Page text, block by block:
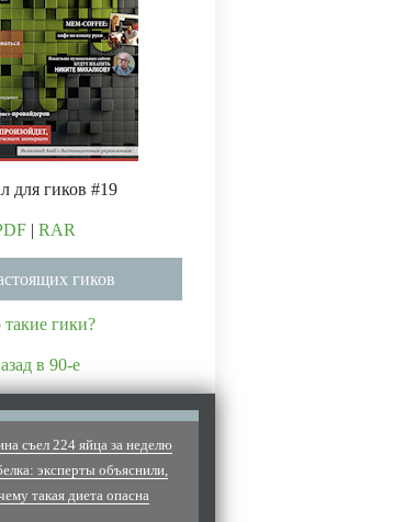
для гиков #19
| RAR
гиков
такие гики?
в 90-е
съел 224 яйца за неделю
эксперты объяснили,
такая диета опасна